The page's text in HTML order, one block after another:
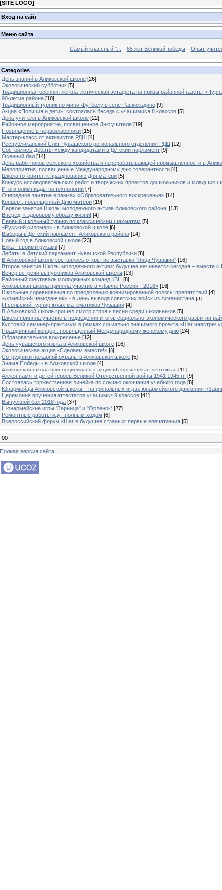
[SITE LOGO]
Вход на сайт
Меню сайта
Самый классный "... 65 лет Великой победы Опыт
Categories
День знаний в Аликовской школе [26]
Экологический субботник [5]
Традиционная осенняя легкоатлетическая эстафета на призы районной газеты
90-летие района [10]
Традиционный турнир по мини-футболу в селе Раскильдино [9]
Акция «Полиция и дети»: состоялась беседа с учащимися 8 классов [5]
День учителя в Аликовской школе [22]
Районное мероприятие, посвященное Дню учителя [19]
Посвящение в первоклассники [15]
Мастер-класс от активистов РДШ [4]
Республиканский Слет Чувашского регионального отделения РДШ [12]
Состоялись Дебаты между кандидатами в Детский парламент [9]
Осенний бал [14]
День работников сельского хозяйства и перерабатывающей промышленности в
Мероприятия, посвященные Международному дню толерантности [4]
Школа готовится к празднованию Дня матери [5]
Конкурс исследовательских работ и творческих проектов дошкольников и младших
Итоги олимпиады по технологии [7]
Очередное занятие в рамках «Образовательного воскресенья» [14]
Концерт, посвященный Дню матери [19]
Первое занятие Школы молодежного актива Аликовского района. [13]
Вперед, к здоровому образу жизни! [4]
Первый школьный турнир по классическим шахматам [5]
«Русский силомер» - в Аликовской школе [6]
Выборы в Детский парламент Аликовского района [14]
Новый год в Аликовской школе [23]
Елка - своими руками [7]
Дебаты в Детский парламент Чувашской Республики [8]
В Аликовской школе состоялось открытие выставки "Лица Чувашии" [16]
Второе занятие Школы молодежного актива: будущее начинается сегодня – вместе
Вечер встречи выпускников Аликовской школы [13]
Районный фестиваль молодежных команд КВН [8]
Аликовская школа приняла участие в «Лыжне России - 2018» [16]
Школьные соревнования по преодолению военизированной полосы препятствий [4]
«Армейский чемоданчик» - в День вывода советских войск из Афганистана [3]
III сельский турнир юных математиков Чувашии [4]
В Аликовской школе прошел смотр строя и песни среди школьников [5]
Школа приняла участие в подведении итогов социально-экономического развития
Кустовой семинар-практикум в рамках социально значимого проекта «Шаг
Праздничный концерт, посвященный Международному женскому дню [24]
Образовательное воскресенье [12]
День чувашского языка в Аликовской школе [16]
Экологическая акция «Сделаем вместе!» [8]
Сотрудники пожарной охраны в Аликовской школе [5]
Знамя Победы - в Аликовской школе [4]
Аликовская школа присоединилась к акции «Георгиевская ленточка» [11]
Аллея памяти детей-героев Великой Отечественной войны 1941-1945 гг. [9]
Cостоялась торжественная линейка по случаю окончания учебного года [8]
Юнармейцы Аликовской школы – на финальных играх юнармейского движения
Церемония вручения аттестатов учащимся 9 классов [41]
Выпускной бал 2018 года [37]
L юнармейские игры "Зарница" и "Орленок" [27]
Ремонтные работы идут полным ходом [6]
Всероссийский форум «Шаг в будущее страны»: первые впечатления [5]
00
Полная версия сайта